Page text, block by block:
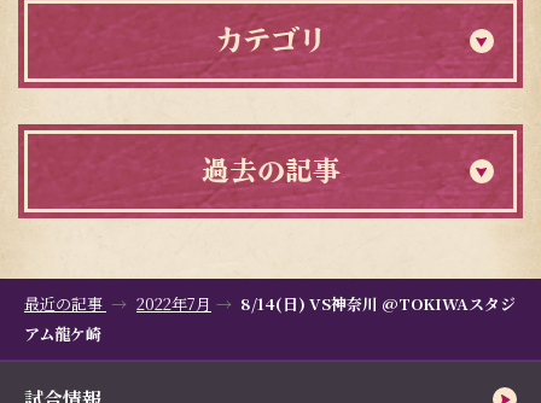
カテゴリ
過去の記事
最近の記事 2022年7月
8/14(日) VS神奈川 @TOKIWAスタジ
アム龍ケ崎